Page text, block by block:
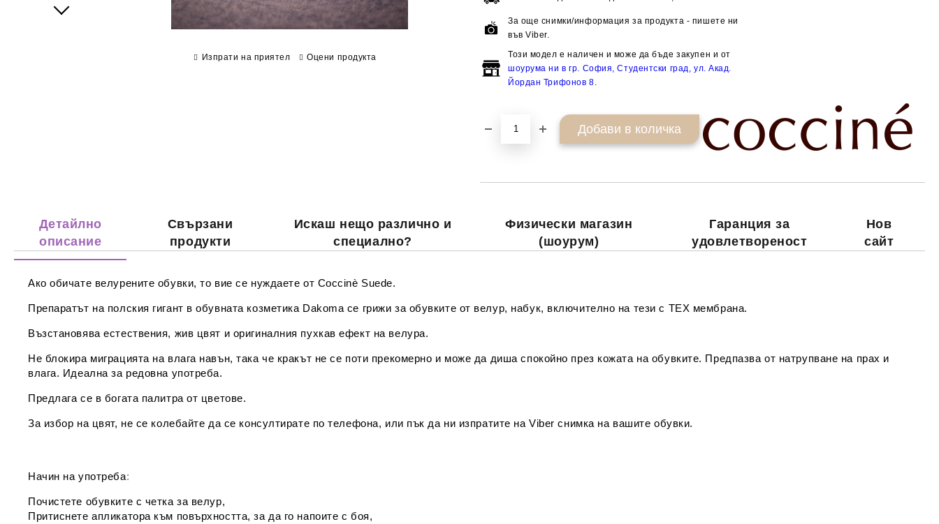
За още снимки/информация за продукта - пишете ни
във Viber.
Този модел е наличен и може да бъде закупен и от
шоурума ни в гр. София, Студентски град, ул. Акад.
Йордан Трифонов 8.
Изпрати на приятел Оцени продукта
Детайлно
описание
Свързани
продукти
Искаш нещо различно и
специално?
Физически магазин
(шоурум)
Гаранция за
удовлетвореност
Нов
сайт
Ако обичате велурените обувки, то вие се нуждаете от Coccinè Suede.
Препаратът на полския гигант в обувната козметика Dakoma се грижи за обувките от велур, набук, включително на тези с TEX мембрана.
Възстановява естествения, жив цвят и оригиналния пухкав ефект на велура.
Не блокира миграцията на влага навън, така че кракът не се поти прекомерно и може да диша спокойно през кожата на обувките. Предпазва от натрупване на прах и
влага. Идеална за редовна употреба.
Предлага се в богата палитра от цветове.
За избор на цвят, не се колебайте да се консултирате по телефона, или пък да ни изпратите на Viber снимка на вашите обувки.
Начин на употреба:
Почистете обувките с четка за велур,
Притиснете апликатора към повърхността, за да го напоите с боя,